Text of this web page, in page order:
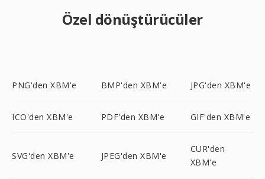
Özel dönüştürücüler
PNG'den XBM'e BMP'den XBM'e JPG'den XBM'e
ICO'den XBM'e PDF'den XBM'e GIF'den XBM'e
SVG'den XBM'e JPEG'den XBM'e
CUR'den
XBM'e